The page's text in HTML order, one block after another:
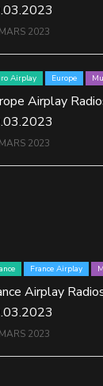
2023
Airplay Europe
Airplay
2023
France Airplay
Airplay
2023